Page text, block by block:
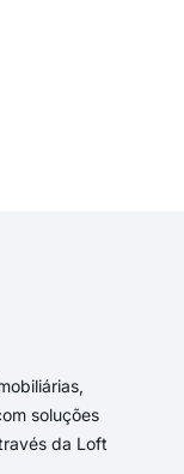
soluções
da Loft